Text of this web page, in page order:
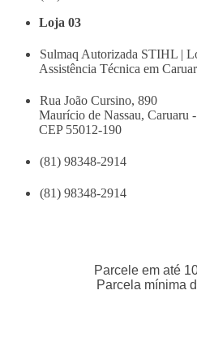
Loja 03
Sulmaq Autorizada STIHL |
Assistência Técnica em
Rua João Cursino, 890
Maurício de Nassau, Caruaru
CEP 55012-190
(81) 98348-2914
(81) 98348-2914
Parcele em até
Parcela mínima